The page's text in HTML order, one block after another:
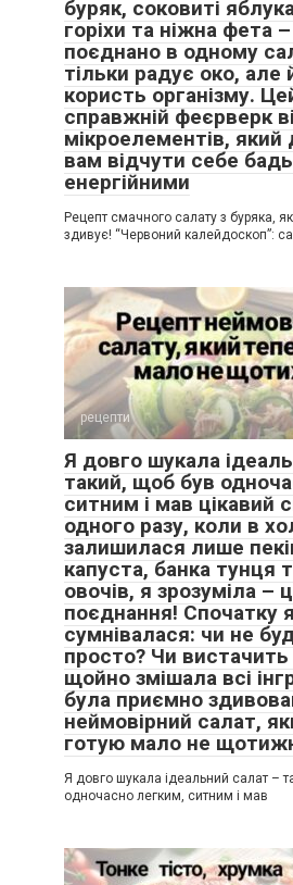
буряк, соковиті
горіхи та ніжна фета
поєднано в одному
тільки радує око, але
користь організму.
справжній феєрверк
мікроелементів,
вам відчути себе
енергійними
Рецепт смачного салату з буряка,
здивує! “Червоний калейдоскоп”:
рецепти
Я довго шукала
такий, щоб був
ситним і мав цікавий
одного разу, коли в
залишилася лише
капуста, банка тунця
овочів, я зрозуміла –
поєднання! Спочатку
сумнівалася: чи не
просто? Чи
щойно змішала всі
була приємно
неймовірний салат,
готую мало не
Я довго шукала ідеальний салат –
одночасно легким, ситним і мав